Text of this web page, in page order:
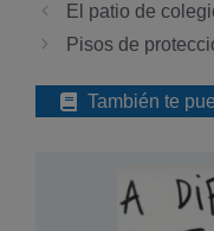
El patio de
Pisos de
También te